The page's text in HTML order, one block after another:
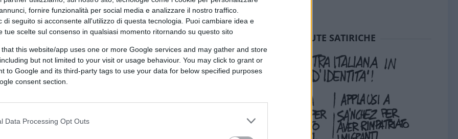
fornire funzionalità per social media e analizzare il nostro traffico.
di seguito si acconsente all'utilizzo di questa tecnologia. Puoi cambiare idea e
tue scelte sul consenso in qualsiasi momento ritornando su questo sito
that this website/app uses one or more Google services and may gather and store
but not limited to your visit or usage behaviour. You may click to grant or
to Google and its third-party tags to use your data for below specified purposes
consent section.
Data Processing Opt Outs
‘B’ balenare nel buio vicino alle porte di
perduti nel tempo, come lacrime nella
lontano 1982 e quando lo vidi al cinema,
cosa avremmo visto, e pure ascoltato,
allora non potevamo immaginare.
stupidamente colorato pavimenti e
attentati terroristici, siti dove dopo la
SEDUTE SATIRICHE